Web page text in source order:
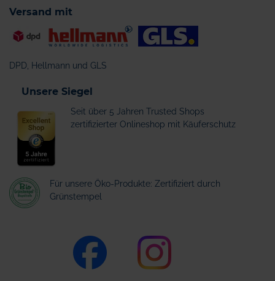
Versand mit
DPD, Hellmann und GLS
Unsere Siegel
Seit über 5 Jahren Trusted Shops
zertifizierter Onlineshop mit Käuferschutz
Für unsere Öko-Produkte: Zertifiziert durch
Grünstempel